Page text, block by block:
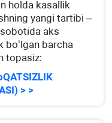
holda kasallik
yangi tartibi –
aks
boʻlgan barcha
topasiz:
> >